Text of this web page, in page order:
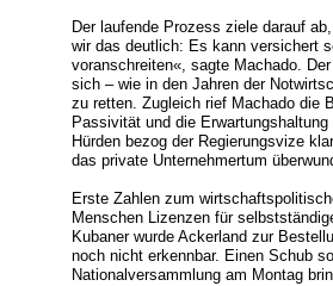
Der laufende Prozess ziele darauf
wir das deutlich: Es kann versichert
voranschreiten«, sagte Machado.
sich – wie in den Jahren der
zu retten. Zugleich rief Machado die
Passivität und die
Hürden bezog der Regierungsvize
das private Unternehmertum
Erste Zahlen zum
Menschen Lizenzen für
Kubaner wurde Ackerland zur
noch nicht erkennbar. Einen Schub
Nationalversammlung am Montag